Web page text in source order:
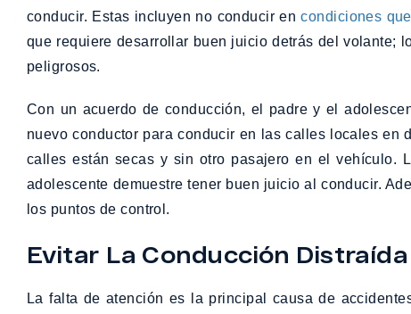
conducir. Estas incluyen no conducir encondiciones
que requiere desarrollar buen juicio detrás del volante;
peligrosos.
Con un acuerdo de conducción, el padre y el
nuevo conductor para conducir en las calles locales
calles están secas y sin otro pasajero en el vehículo.
adolescente demuestre tener buen juicio al conducir.
los puntos de control.
Evitar La Conducción Distraída
La falta de atención es la principal causa de